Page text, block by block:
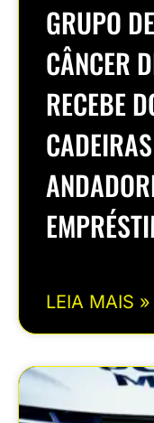
GRUPO
CÂNCER
RECEBE
LEIA MAIS »